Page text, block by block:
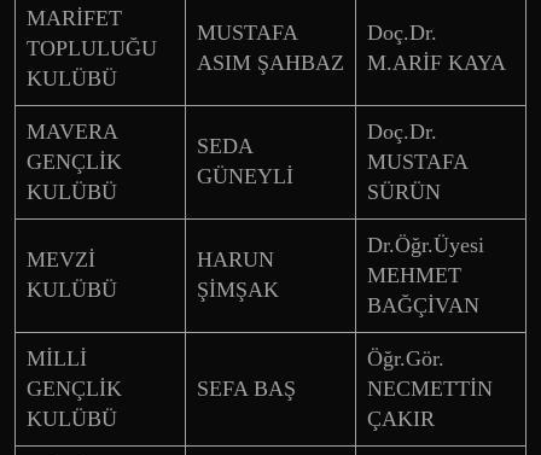
MARİFET
TOPLULUĞU
KULÜBÜ
MUSTAFA
ASIM ŞAHBAZ
Doç.Dr.
M.ARİF KAYA
MAVERA
GENÇLİK
KULÜBÜ
SEDA
GÜNEYLİ
Doç.Dr.
MUSTAFA
SÜRÜN
MEVZİ
KULÜBÜ
HARUN
ŞİMŞAK
Dr.Öğr.Üyesi
MEHMET
BAĞÇİVAN
MİLLİ
GENÇLİK
KULÜBÜ
SEFA BAŞ
Öğr.Gör.
NECMETTİN
ÇAKIR